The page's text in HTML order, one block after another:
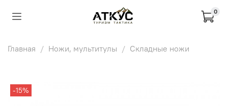
0
Главная Ножи, мультитулы Складные ножи
-15%